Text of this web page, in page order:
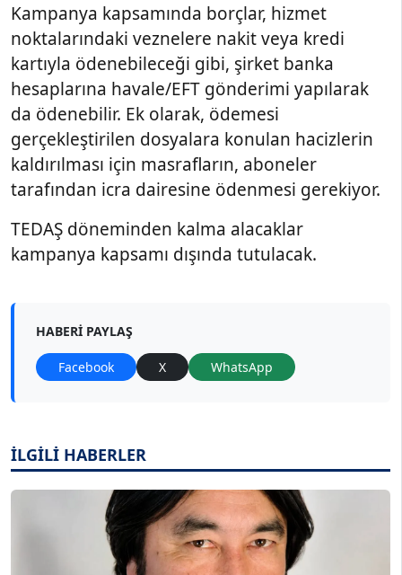
Kampanya kapsamında borçlar, hizmet
noktalarındaki veznelere nakit veya kredi
kartıyla ödenebileceği gibi, şirket banka
hesaplarına havale/EFT gönderimi yapılarak
da ödenebilir. Ek olarak, ödemesi
gerçekleştirilen dosyalara konulan hacizlerin
kaldırılması için masrafların, aboneler
tarafından icra dairesine ödenmesi gerekiyor.
TEDAŞ döneminden kalma alacaklar
kampanya kapsamı dışında tutulacak.
HABERI PAYLAŞ
Facebook X WhatsApp
İLGİLİ HABERLER